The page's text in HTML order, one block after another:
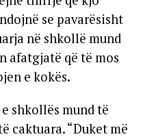
se pavarësisht
në shkollë mund
afatgjatë që të mos
e kokës.
shkollës mund të
caktuara. “Duket më